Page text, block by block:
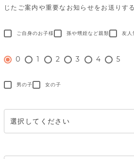
じたご案内や重要なお知らせをお送りす
ご自身のお子様 孫や甥姪など親類 友人
0 1 2 3 4 5
男の子 女の子